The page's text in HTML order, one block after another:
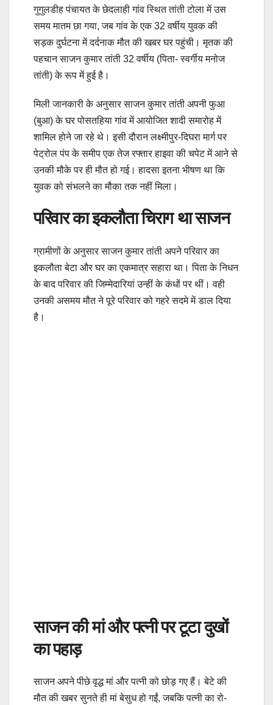
गुगुलडीह पंचायत के छेदलाही गांव स्थित तांती टोला में उस
समय मातम छा गया, जब गांव के एक 32 वर्षीय युवक की
सड़क दुर्घटना में दर्दनाक मौत की खबर घर पहुंची। मृतक की
पहचान साजन कुमार तांती 32 वर्षीय (पिता- स्वर्गीय मनोज
तांती) के रूप में हुई है।
मिली जानकारी के अनुसार साजन कुमार तांती अपनी फुआ
(बुआ) के घर पोसतहिया गांव में आयोजित शादी समारोह में
शामिल होने जा रहे थे। इसी दौरान लक्ष्मीपुर-दिघरा मार्ग पर
पेट्रोल पंप के समीप एक तेज रफ्तार हाइवा की चपेट में आने से
उनकी मौके पर ही मौत हो गई। हादसा इतना भीषण था कि
युवक को संभलने का मौका तक नहीं मिला।
परिवार का इकलौता चिराग था साजन
ग्रामीणों के अनुसार साजन कुमार तांती अपने परिवार का
इकलौता बेटा और घर का एकमात्र सहारा था। पिता के निधन
के बाद परिवार की जिम्मेदारियां उन्हीं के कंधों पर थीं। वही
उनकी असमय मौत ने पूरे परिवार को गहरे सदमे में डाल दिया
है।
साजन की मां और पत्नी पर टूटा दुखों
का पहाड़
साजन अपने पीछे वृद्ध मां और पत्नी को छोड़ गए हैं। बेटे की
मौत की खबर सुनते ही मां बेसुध हो गईं, जबकि पत्नी का रो-